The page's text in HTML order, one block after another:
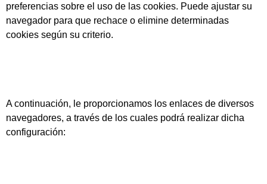
preferencias sobre el uso de las cookies. Puede ajustar su
navegador para que rechace o elimine determinadas
cookies según su criterio.
A continuación, le proporcionamos los enlaces de diversos
navegadores, a través de los cuales podrá realizar dicha
configuración: